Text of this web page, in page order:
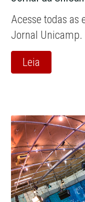
Acesse todas as
Jornal Unicamp.
Leia